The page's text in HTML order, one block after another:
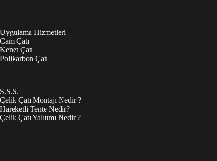
Uygulama Hizmetleri
Cam Çatı
Kenet Çatı
Polikarbon Çatı
S.S.S.
Çelik Çatı Montajı Nedir ?
Hareketli Tente Nedir?
Çelik Çatı Yalıtımı Nedir ?